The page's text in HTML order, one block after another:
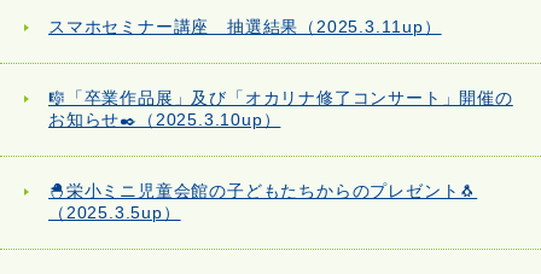
スマホセミナー講座 抽選結果（2025.3.11up）
🎼「卒業作品展」及び「オカリナ修了コンサート」開催の
お知らせ✒️（2025.3.10up）
🐣栄小ミニ児童会館の子どもたちからのプレゼント🐧
（2025.3.5up）